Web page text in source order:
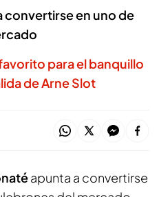
convertirse en uno de
para el banquillo
de Arne Slot
apunta a convertirse